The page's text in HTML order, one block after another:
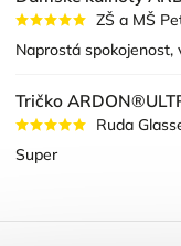
ZŠ a MŠ
Naprostá spokojenost,
Tričko
Ruda
Super